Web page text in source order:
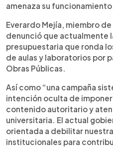
amenaza su funcionamiento.
Everardo Mejía, miembro de
denunció que actualmente
presupuestaria que ronda
de aulas y laboratorios por
Obras Públicas.
Así como “una campaña
intención oculta de
contenido autoritario y
universitaria. El actual
orientada a debilitar
institucionales para